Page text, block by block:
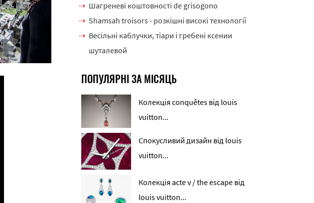
Шагреневі коштовності de grisogono
Shamsah troisors - розкішні високі технології
Весільні каблучки, тіари і гребені ксении
шуталевой
ПОПУЛЯРНІ ЗА МІСЯЦЬ
Колекція conquêtes від louis
vuitton...
Спокусливий дизайн від louis
vuitton...
Колекція acte v / the escape від
louis vuitton...